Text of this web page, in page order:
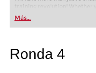
training revolution! Whether
first steps into the world of
playing at a tournament level:
train more efficiently,
Más...
Ronda 4